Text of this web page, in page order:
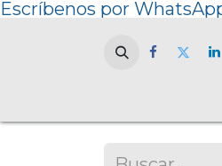
Escríbenos por